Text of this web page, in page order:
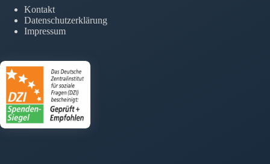
Kontakt
Datenschutzerklärung
Impressum